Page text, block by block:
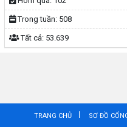
Trong tuần: 508
Tất cả: 53.639
TRANG CHỦ SƠ ĐỒ